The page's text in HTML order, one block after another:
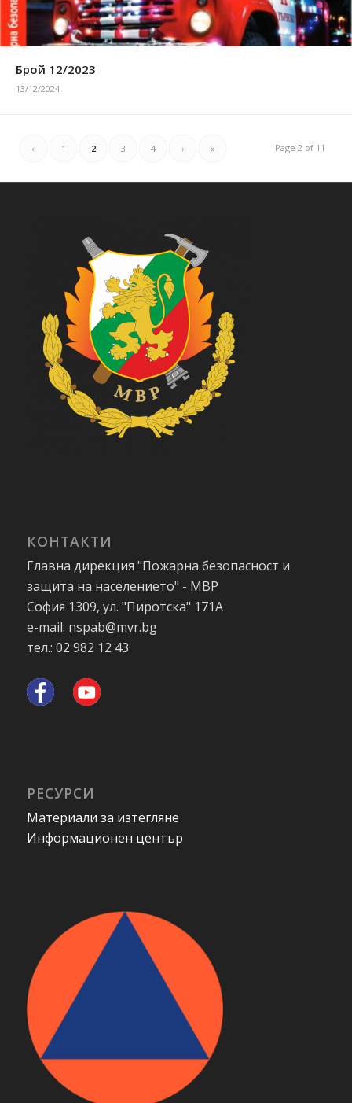
Брой 12/2023
13/12/2024
Page 2 of 11
‹ 1 2 3 4 › »
КОНТАКТИ
Главна дирекция "Пожарна безопасност и
защита на населението" - МВР
София 1309, ул. "Пиротска" 171А
e-mail: nspab@mvr.bg
тел.: 02 982 12 43
РЕСУРСИ
Материали за изтегляне
Информационен център